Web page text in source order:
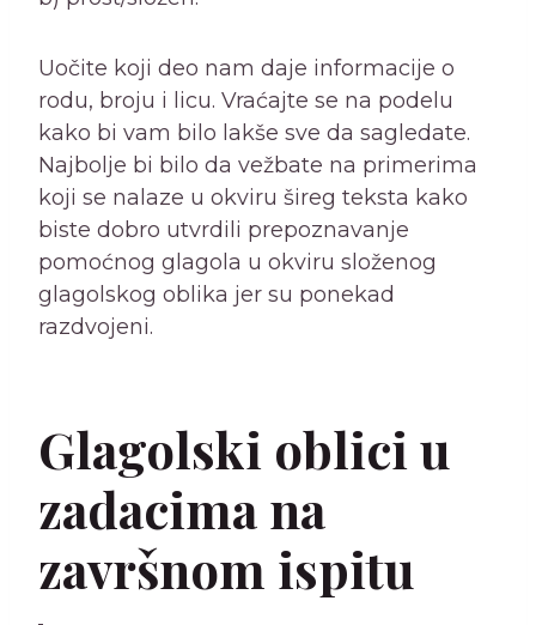
Uočite koji deo nam daje informacije o
rodu, broju i licu. Vraćajte se na podelu
kako bi vam bilo lakše sve da sagledate.
Najbolje bi bilo da vežbate na primerima
koji se nalaze u okviru šireg teksta kako
biste dobro utvrdili prepoznavanje
pomoćnog glagola u okviru složenog
glagolskog oblika jer su ponekad
razdvojeni.
Glagolski oblici u
zadacima na
završnom ispitu